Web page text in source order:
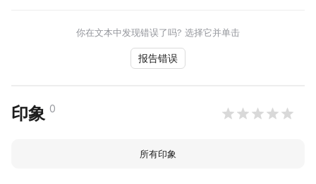
你在文本中发现错误了吗? 选择它并单击
报告错误
印象 0
所有印象